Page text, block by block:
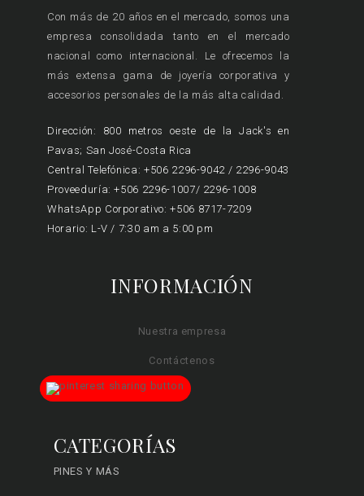
Con más de 20 años en el mercado, somos una
empresa consolidada tanto en el mercado
nacional como internacional. Le ofrecemos la
más extensa gama de joyería corporativa y
accesorios personales de la más alta calidad.
Dirección: 800 metros oeste de la Jack's en
Pavas; San José-Costa Rica
Central Telefónica: +506 2296-9042 / 2296-9043
Proveeduría: +506 2296-1007/ 2296-1008
WhatsApp Corporativo: +506 8717-7209
Horario: L-V / 7:30 am a 5:00 pm
INFORMACIÓN
Nuestra empresa
Contáctenos
CATEGORÍAS
PINES Y MÁS